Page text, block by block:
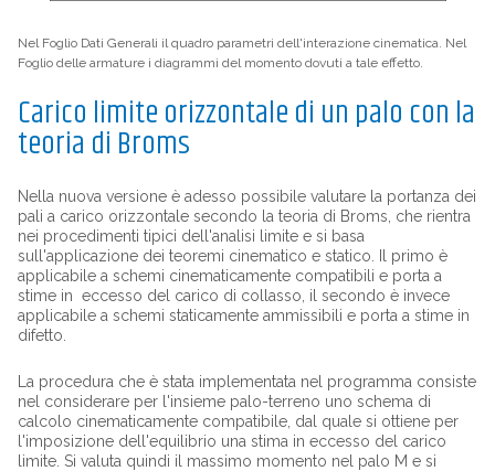
Nel Foglio Dati Generali il quadro parametri dell'interazione cinematica. Nel
Foglio delle armature i diagrammi del momento dovuti a tale effetto.
Carico limite orizzontale di un palo con la
teoria di Broms
Nella nuova versione è adesso possibile valutare la portanza dei
pali a carico orizzontale secondo la teoria di Broms, che rientra
nei procedimenti tipici dell'analisi limite e si basa
sull'applicazione dei teoremi cinematico e statico. Il primo è
applicabile a schemi cinematicamente compatibili e porta a
stime in eccesso del carico di collasso, il secondo è invece
applicabile a schemi staticamente ammissibili e porta a stime in
difetto.
La procedura che è stata implementata nel programma consiste
nel considerare per l'insieme palo-terreno uno schema di
calcolo cinematicamente compatibile, dal quale si ottiene per
l'imposizione dell'equilibrio una stima in eccesso del carico
limite. Si valuta quindi il massimo momento nel palo M e si